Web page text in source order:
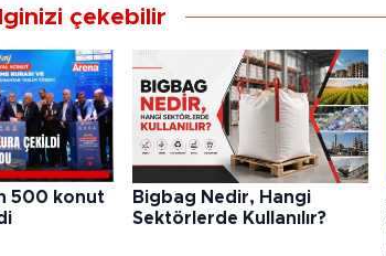
çekebilir
500 konut
Bigbag Nedir, Hangi
Sektörlerde Kullanılır?